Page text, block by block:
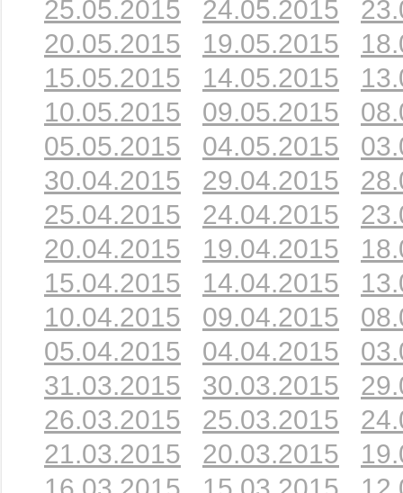
25.05.2015
24.05.2015
20.05.2015
19.05.2015
15.05.2015
14.05.2015
10.05.2015
09.05.2015
05.05.2015
04.05.2015
30.04.2015
29.04.2015
25.04.2015
24.04.2015
20.04.2015
19.04.2015
15.04.2015
14.04.2015
10.04.2015
09.04.2015
05.04.2015
04.04.2015
31.03.2015
30.03.2015
26.03.2015
25.03.2015
21.03.2015
20.03.2015